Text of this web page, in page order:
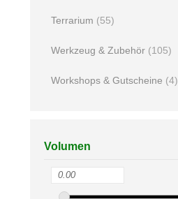
Terrarium (55)
Werkzeug & Zubehör (105)
Workshops & Gutscheine (4)
Volumen